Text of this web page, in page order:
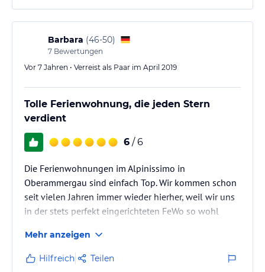
Barbara (46-50)
7 Bewertungen
Vor 7 Jahren • Verreist als Paar im April 2019
Tolle Ferienwohnung, die jeden Stern
verdient
6 / 6
Die Ferienwohnungen im Alpinissimo in
Oberammergau sind einfach Top. Wir kommen schon
seit vielen Jahren immer wieder hierher, weil wir uns
in der stets perfekt eingerichteten FeWo so wohl
Detail. Hinzu kommt die Freundlichkeit der
Vermieterin.
Mehr anzeigen
Hilfreich Teilen